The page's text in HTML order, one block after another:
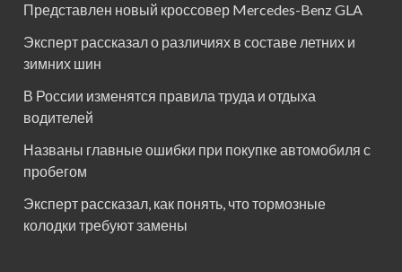
Представлен новый кроссовер Mercedes-Benz GLA
Эксперт рассказал о различиях в составе летних и
зимних шин
В России изменятся правила труда и отдыха
водителей
Названы главные ошибки при покупке автомобиля с
пробегом
Эксперт рассказал, как понять, что тормозные
колодки требуют замены